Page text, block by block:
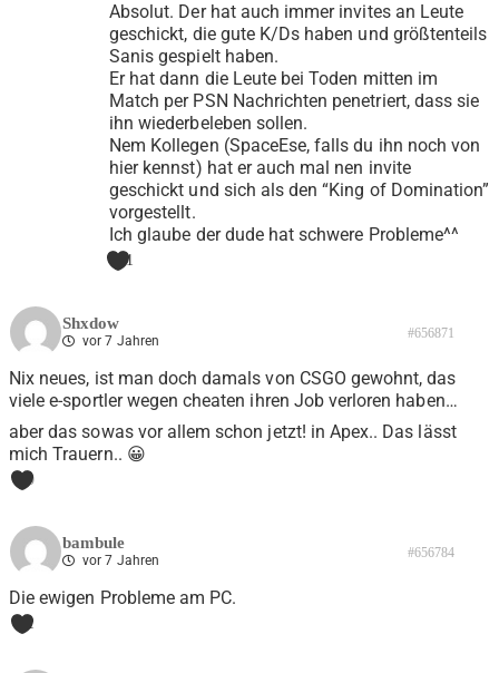
Absolut. Der hat auch immer invites an Leute
geschickt, die gute K/Ds haben und größtenteils
Sanis gespielt haben.
Er hat dann die Leute bei Toden mitten im
Match per PSN Nachrichten penetriert, dass sie
ihn wiederbeleben sollen.
Nem Kollegen (SpaceEse, falls du ihn noch von
hier kennst) hat er auch mal nen invite
geschickt und sich als den “King of Domination”
vorgestellt.
Ich glaube der dude hat schwere Probleme^^
1
Shxdow
vor 7 Jahren #656871
Nix neues, ist man doch damals von CSGO gewohnt, das
viele e-sportler wegen cheaten ihren Job verloren haben…
aber das sowas vor allem schon jetzt! in Apex.. Das lässt
mich Trauern.. 😀
0
bambule
vor 7 Jahren #656784
Die ewigen Probleme am PC.
1